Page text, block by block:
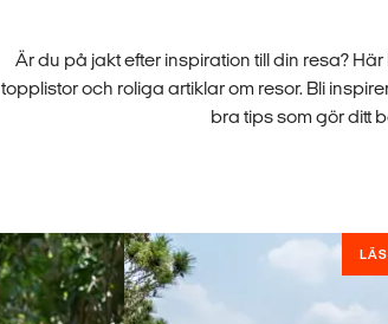
Är du på jakt efter inspiration till din resa?
topplistor och roliga artiklar om resor. Bli
bra tips som gör ditt
LÄS